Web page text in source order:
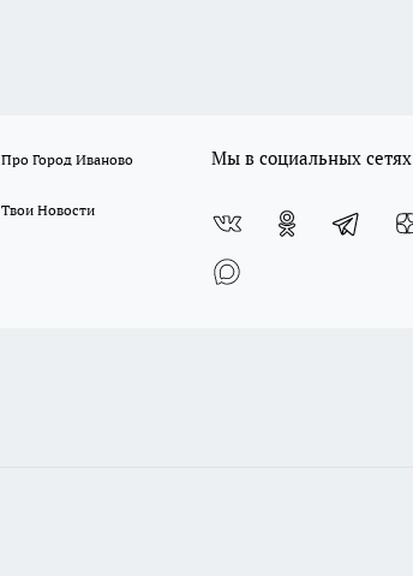
Про Город Иваново
Твои Новости
Мы в социальных сетях